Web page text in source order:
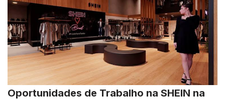
Oportunidades de Trabalho na SHEIN na